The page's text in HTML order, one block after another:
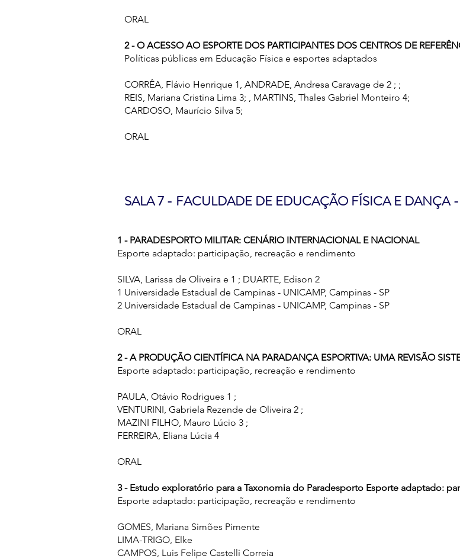
ORAL
2 - O ACESSO AO ESPORTE DOS PARTICIPANTES DOS CENTROS DE
Políticas públicas em Educação Física e esportes adaptados
CORRÊA, Flávio Henrique 1, ANDRADE, Andresa Caravage de 2 ; ;
REIS, Mariana Cristina Lima 3; , MARTINS, Thales Gabriel Monteiro 4;
CARDOSO, Maurício Silva 5;
ORAL
SALA 7 - FACULDADE DE EDUCAÇÃO FÍSICA E DANÇA
1 - PARADESPORTO MILITAR: CENÁRIO INTERNACIONAL E NACIONAL
Esporte adaptado: participação, recreação e rendimento
SILVA, Larissa de Oliveira e 1 ; DUARTE, Edison 2
1 Universidade Estadual de Campinas - UNICAMP, Campinas - SP
2 Universidade Estadual de Campinas - UNICAMP, Campinas - SP
ORAL
2 - A PRODUÇÃO CIENTÍFICA NA PARADANÇA ESPORTIVA: UMA REVISÃO
Esporte adaptado: participação, recreação e rendimento
PAULA, Otávio Rodrigues 1 ;
VENTURINI, Gabriela Rezende de Oliveira 2 ;
MAZINI FILHO, Mauro Lúcio 3 ;
FERREIRA, Eliana Lúcia 4
ORAL
3 - Estudo exploratório para a Taxonomia do Paradesporto Esporte adaptado:
Esporte adaptado: participação, recreação e rendimento
GOMES, Mariana Simões Pimente
LIMA-TRIGO, Elke
CAMPOS, Luis Felipe Castelli Correia